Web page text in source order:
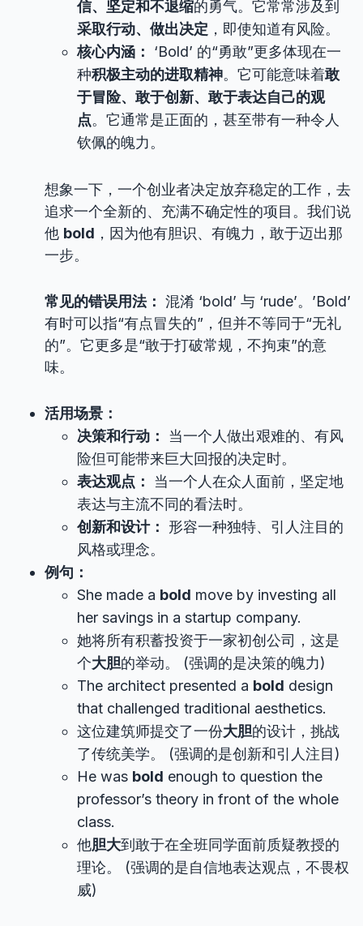
信、坚定和不退缩的勇气。它常常涉及到
采取行动、做出决定 ，即使知道有风险。
核心内涵：
‘Bold’ 的“勇敢”更多体现在一
种积极主动的进取精神。它可能意味着敢
于冒险、敢于创新、敢于表达自己的观
点。它通常是正面的，甚至带有一种令人
钦佩的魄力。
想象一下，一个创业者决定放弃稳定的工作，去
追求一个全新的、充满不确定性的项目。我们说
他 bold ，因为他有胆识、有魄力，敢于迈出那
一步。
常见的错误用法： 混淆 ‘bold’ 与 ‘rude’。’Bold’
有时可以指“有点冒失的”，但并不等同于“无礼
的”。它更多是“敢于打破常规，不拘束”的意
味。
活用场景：
决策和行动：
当一个人做出艰难的、有风
险但可能带来巨大回报的决定时。
表达观点：
当一个人在众人面前，坚定地
表达与主流不同的看法时。
创新和设计：
形容一种独特、引人注目的
风格或理念。
例句：
She made a bold move by investing all
her savings in a startup company.
她将所有积蓄投资于一家初创公司，这是
个大胆的举动。 (强调的是决策的魄力)
The architect presented a bold design
that challenged traditional aesthetics.
这位建筑师提交了一份大胆的设计，挑战
了传统美学。 (强调的是创新和引人注目)
He was bold enough to question the
professor’s theory in front of the whole
class.
他胆大到敢于在全班同学面前质疑教授的
理论。 (强调的是自信地表达观点，不畏权
威)